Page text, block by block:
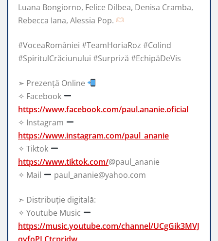
Luana Bongiorno, Felice Dilbea, Denisa Cramba,
Rebecca Iana, Alessia Pop.
#VoceaRomâniei #TeamHoriaRoz #Colind
#SpiritulCrăciunului #Surpriză #EchipăDeVis
➣ Prezență Online
✧ Facebook
https://www.facebook.com/paul.ananie.oficial
✧ Instagram
https://www.instagram.com/paul_ananie
✧ Tiktok
https://www.tiktok.com/@paul_ananie
✧ Mail
paul_ananie@yahoo.com
➣ Distribuție digitală:
✧ Youtube Music
https://music.youtube.com/channel/UCgGik3MVJ
qvfoPLCtcpridw